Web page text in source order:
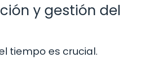
y gestión del
tiempo es crucial.